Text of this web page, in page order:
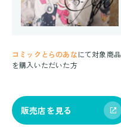
コミックとらのあな にて対象商品
を購入いただいた方
販売店を見る